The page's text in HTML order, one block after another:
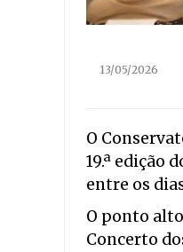
13/05/2026
O
19.ª edição
entre os
O ponto
Concerto